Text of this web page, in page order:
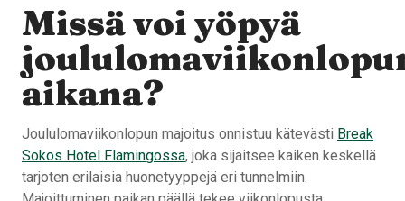
Missä voi yöpyä
aikana?
Joululomaviikonlopun majoitus onnistuu kätevästi Break
Sokos Hotel Flamingossa, joka sijaitsee kaiken keskellä
tarjoten erilaisia huonetyyppejä eri tunnelmiin.